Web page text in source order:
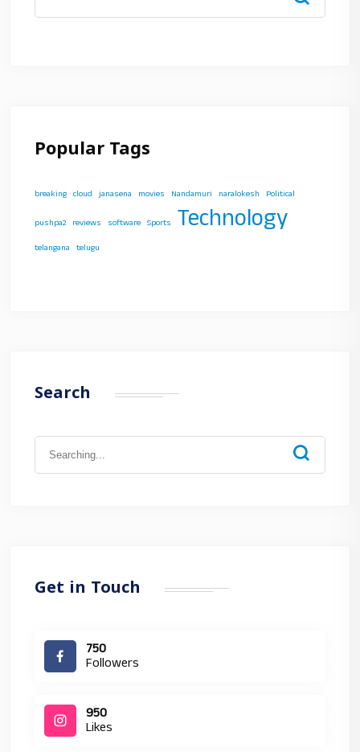
Popular Tags
breaking cloud janasena movies Nandamuri naralokesh Political
pushpa2 reviews software Sports Technology
telangana telugu
Search
Search
for:
Get in Touch
750
Followers
950
Likes